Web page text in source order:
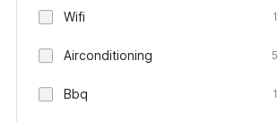
Wifi 1
Airconditioning 5
Bbq 1